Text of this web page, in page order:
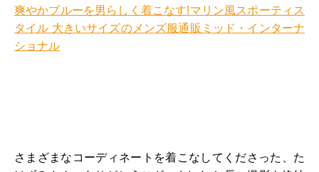
爽やかブルーを男らしく着こなす!マリン風スポーティス
タイル 大きいサイズのメンズ服通販ミッド・インターナ
ショナル
さまざまなコーディネートを着こなしてくださった、た